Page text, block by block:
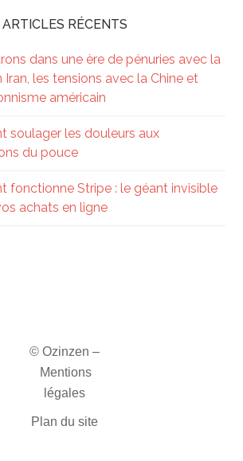
ARTICLES RÉCENTS
dans une ère de pénuries avec la
Iran, les tensions avec la Chine et
américain
soulager les douleurs aux
du pouce
fonctionne Stripe : le géant invisible
achats en ligne
© Ozinzen –
Mentions
légales
Plan du site